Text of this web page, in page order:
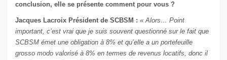
conclusion, elle se présente comment pour vous ?
Jacques Lacroix Président de SCBSM : « Alors… Point
important, c’est vrai que je suis souvent questionné sur le fait que
SCBSM émet une obligation à 8% et qu’elle a un portefeuille
grosso modo valorisé à 8% en termes de revenus locatifs, donc il